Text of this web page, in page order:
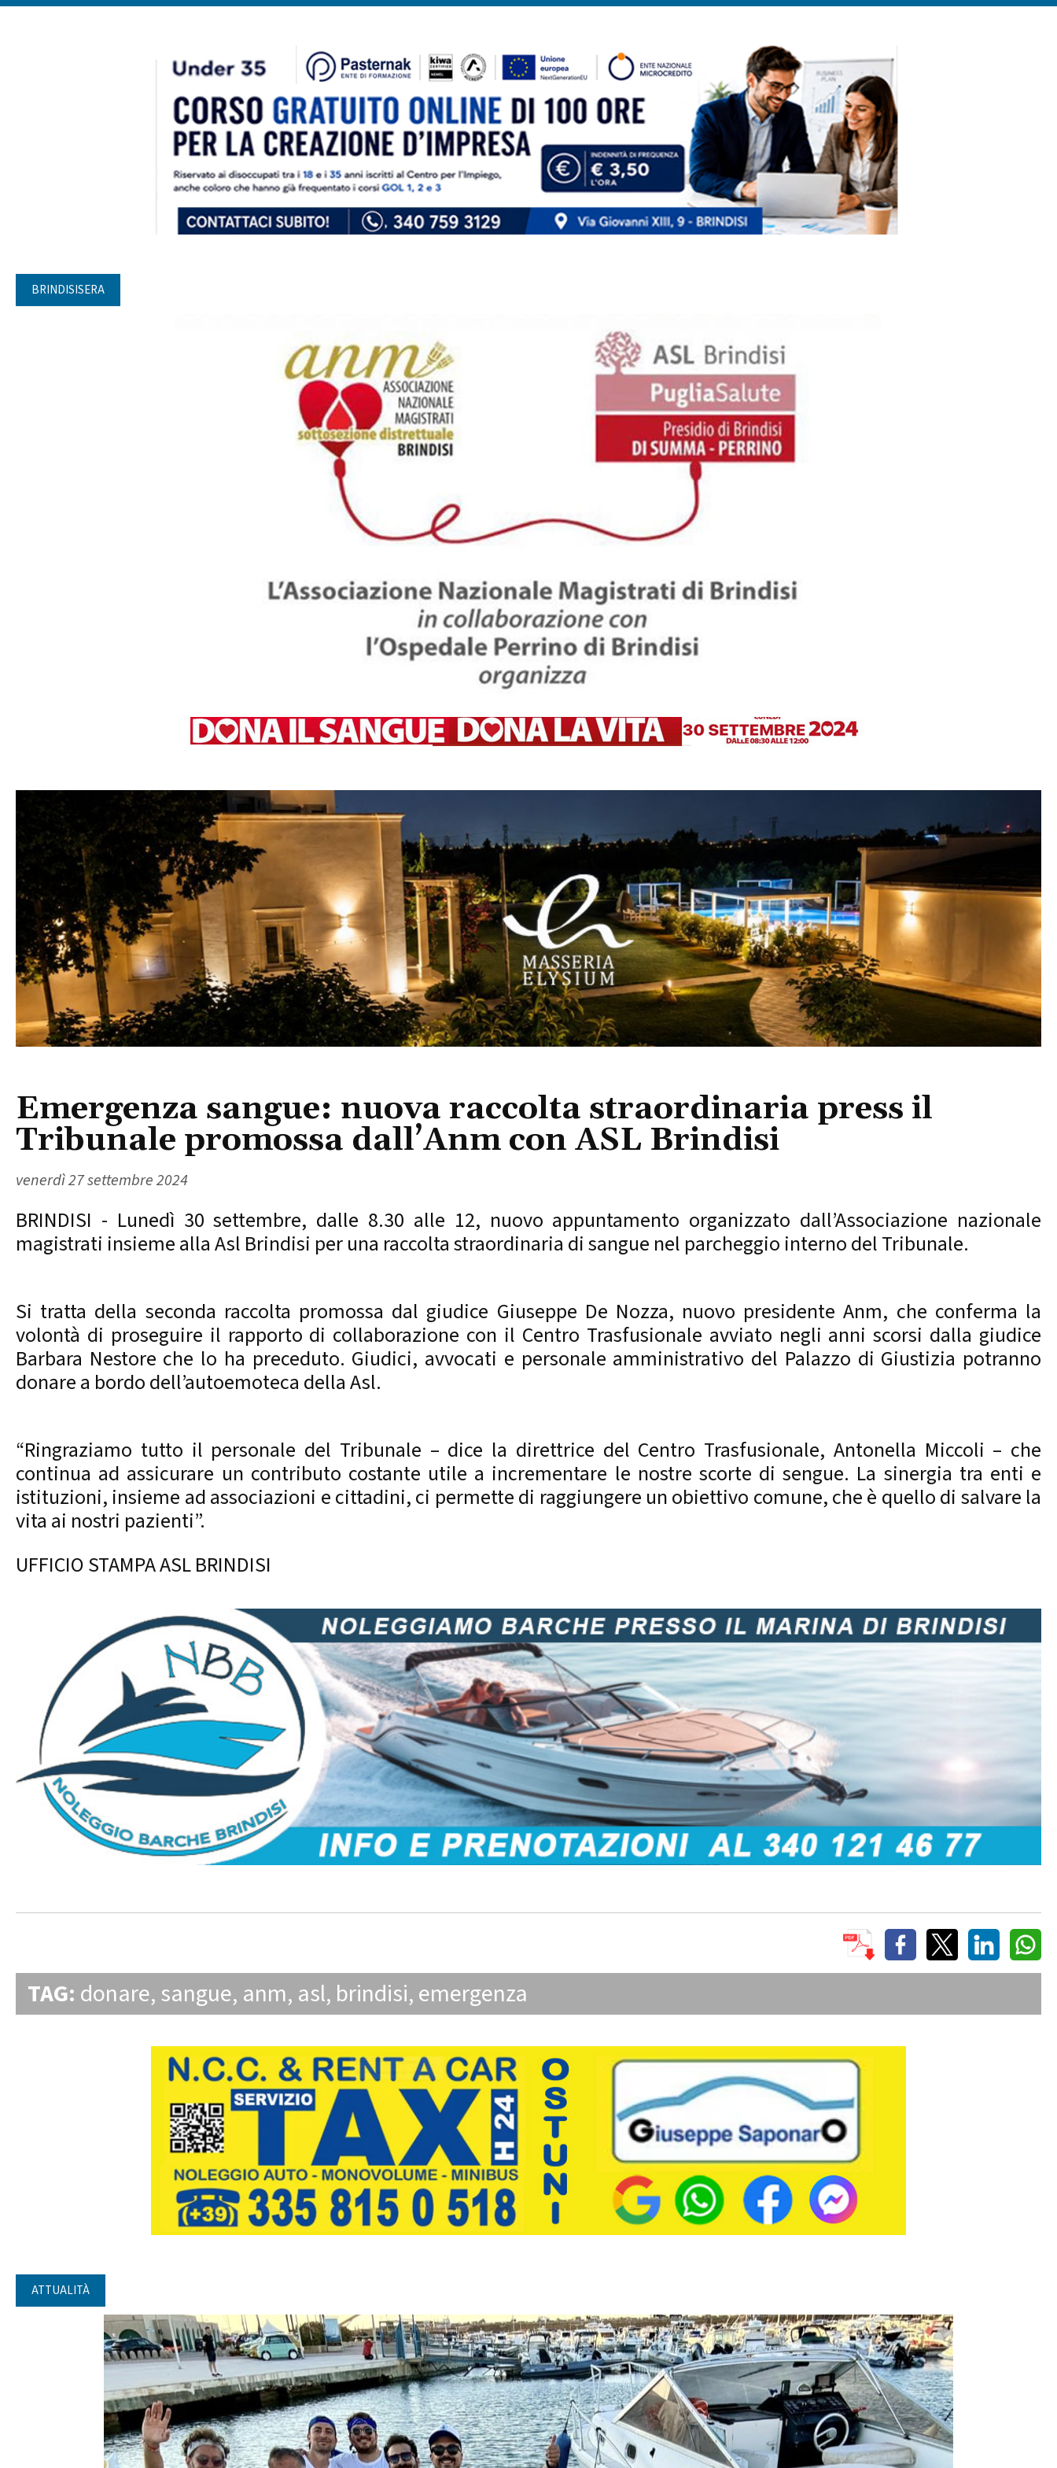
BRINDISISERA
Emergenza sangue: nuova raccolta straordinaria press il
Tribunale promossa dall’Anm con ASL Brindisi
venerdì 27 settembre 2024
BRINDISI - Lunedì 30 settembre, dalle 8.30 alle 12, nuovo appuntamento organizzato dall’Associazione nazionale
magistrati insieme alla Asl Brindisi per una raccolta straordinaria di sangue nel parcheggio interno del Tribunale.
Si tratta della seconda raccolta promossa dal giudice Giuseppe De Nozza, nuovo presidente Anm, che conferma la
volontà di proseguire il rapporto di collaborazione con il Centro Trasfusionale avviato negli anni scorsi dalla giudice
Barbara Nestore che lo ha preceduto. Giudici, avvocati e personale amministrativo del Palazzo di Giustizia potranno
donare a bordo dell’autoemoteca della Asl.
“Ringraziamo tutto il personale del Tribunale – dice la direttrice del Centro Trasfusionale, Antonella Miccoli – che
continua ad assicurare un contributo costante utile a incrementare le nostre scorte di sengue. La sinergia tra enti e
istituzioni, insieme ad associazioni e cittadini, ci permette di raggiungere un obiettivo comune, che è quello di salvare la
vita ai nostri pazienti”.
UFFICIO STAMPA ASL BRINDISI
TAG: donare,sangue, anm, asl, brindisi,emergenza
ATTUALITÀ